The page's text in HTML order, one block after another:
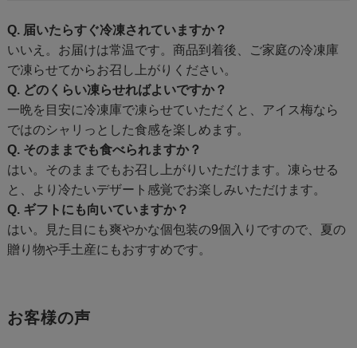
Q. 届いたらすぐ冷凍されていますか？
いいえ。お届けは常温です。商品到着後、ご家庭の冷凍庫
で凍らせてからお召し上がりください。
Q. どのくらい凍らせればよいですか？
一晩を目安に冷凍庫で凍らせていただくと、アイス梅なら
ではのシャリっとした食感を楽しめます。
Q. そのままでも食べられますか？
はい。そのままでもお召し上がりいただけます。凍らせる
と、より冷たいデザート感覚でお楽しみいただけます。
Q. ギフトにも向いていますか？
はい。見た目にも爽やかな個包装の9個入りですので、夏の
贈り物や手土産にもおすすめです。
お客様の声